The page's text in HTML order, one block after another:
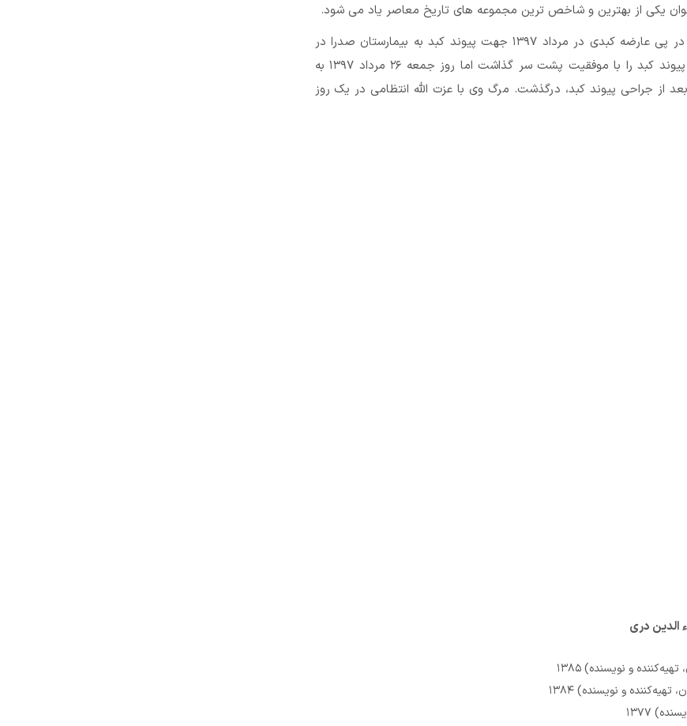
سید ضیاءالدین دری در پی عارضه کبدی در مرداد ۱۳۹۷ جهت پیوند کبد به بیمارستان صدرا در
شیراز منتقل و عمل پیوند کبد را با موفقیت پشت سر گذاشت اما روز جمعه ۲۶ مرداد ۱۳۹۷ به
از جراحی پیوند کبد، درگذشت. مرگ وی با عزت الله انتظامی در یک روز
الدین دری
و نویسنده) ۱۳۸۵
و نویسنده) ۱۳۸۴
۱۳۷۷